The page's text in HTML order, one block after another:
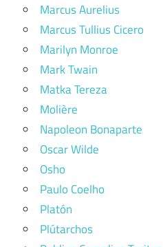
Marcus Aurelius
Marcus Tullius Cicero
Marilyn Monroe
Mark Twain
Matka Tereza
Molière
Napoleon Bonaparte
Oscar Wilde
Osho
Paulo Coelho
Platón
Plútarchos